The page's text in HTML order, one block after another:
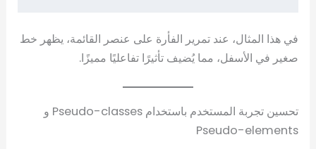
في هذا المثال، عند تمرير الفأرة على عنصر القائمة، يظهر خط
صغير في الأسفل، مما يُضيف تأثيرًا تفاعليًا مميزًا.
تحسين تجربة المستخدم باستخدام Pseudo-classes و
Pseudo-elements